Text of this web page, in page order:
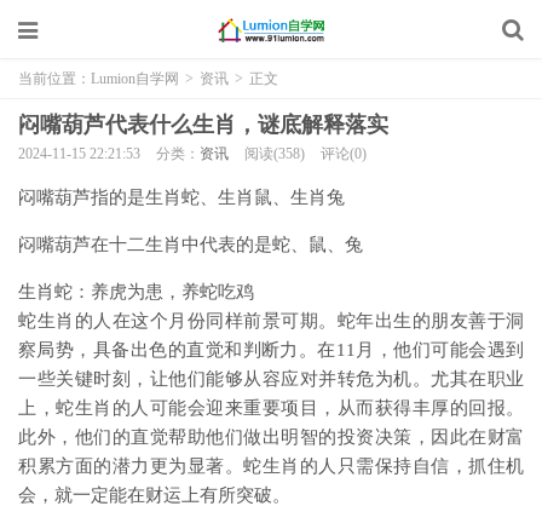
当前位置： Lumion自学网 > 资讯 > 正文
闷嘴葫芦代表什么生肖，谜底解释落实
2024-11-15 22:21:53 分类： 资讯 阅读(358) 评论(0)
闷嘴葫芦指的是生肖蛇、生肖鼠、生肖兔
闷嘴葫芦在十二生肖中代表的是蛇、鼠、兔
生肖蛇：养虎为患，养蛇吃鸡
蛇生肖的人在这个月份同样前景可期。蛇年出生的朋友善于洞
察局势，具备出色的直觉和判断力。在11月，他们可能会遇到
一些关键时刻，让他们能够从容应对并转危为机。尤其在职业
上，蛇生肖的人可能会迎来重要项目，从而获得丰厚的回报。
此外，他们的直觉帮助他们做出明智的投资决策，因此在财富
积累方面的潜力更为显著。蛇生肖的人只需保持自信，抓住机
会，就一定能在财运上有所突破。